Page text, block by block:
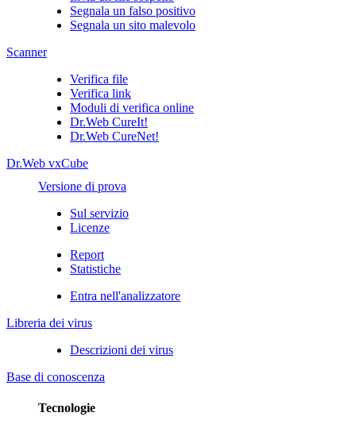
Segnala un falso positivo
Segnala un sito malevolo
Scanner
Verifica file
Verifica link
Moduli di verifica online
Dr.Web CureIt!
Dr.Web CureNet!
Dr.Web vxCube
Versione di prova
Sul servizio
Licenze
Report
Statistiche
Entra nell'analizzatore
Libreria dei virus
Descrizioni dei virus
Base di conoscenza
Tecnologie